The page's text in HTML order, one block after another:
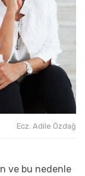
Ecz. Adile Özdağ
ve bu nedenle